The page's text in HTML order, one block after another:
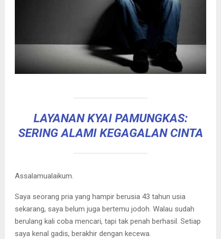
LAYANAN KYAI PAMUNGKAS:
SERING ALAMI KEGAGALAN CINTA
Assalamualaikum.
Saya seorang pria yang hampir berusia 43 tahun usia
sekarang, saya belum juga bertemu jodoh. Walau sudah
berulang kali coba mencari, tapi tak penah berhasil. Setiap
saya kenal gadis, berakhir dengan kecewa.